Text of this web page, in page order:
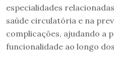
especialidades
saúde circulatória e na
complicações, ajudando a
funcionalidade ao longo